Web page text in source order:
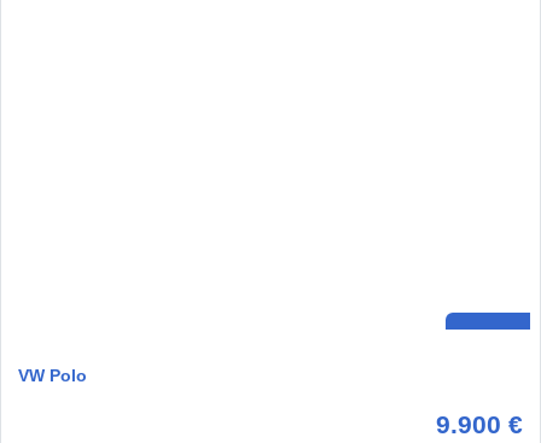
VW Polo
9.900 €